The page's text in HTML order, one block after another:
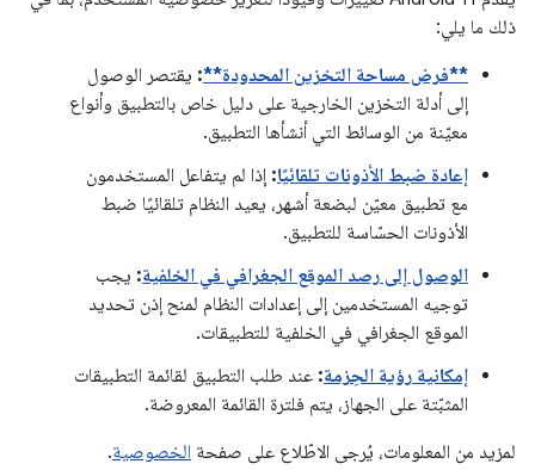
ذلك ما يلي:
**فرض مساحة التخزين المحدودة**: يقتصر الوصول
إلى أدلة التخزين الخارجية على دليل خاص بالتطبيق وأنواع
معيّنة من الوسائط التي أنشأها التطبيق.
إعادة ضبط الأذونات تلقائيًا: إذا لم يتفاعل المستخدمون
مع تطبيق معيّن لبضعة أشهر، يعيد النظام تلقائيًا ضبط
الأذونات الحسّاسة للتطبيق.
الوصول إلى رصد الموقع الجغرافي في الخلفية: يجب
توجيه المستخدمين إلى إعدادات النظام لمنح إذن تحديد
الموقع الجغرافي في الخلفية للتطبيقات.
إمكانية رؤية الحِزمة: عند طلب التطبيق لقائمة التطبيقات
المثبّتة على الجهاز، يتم فلترة القائمة المعروضة.
لمزيد من المعلومات، يُرجى الاطّلاع على صفحة الخصوصية.